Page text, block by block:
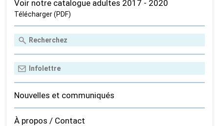
Voir notre catalogue adultes 2017 - 2020
Télécharger (PDF)
Nouvelles et communiqués
À propos / Contact